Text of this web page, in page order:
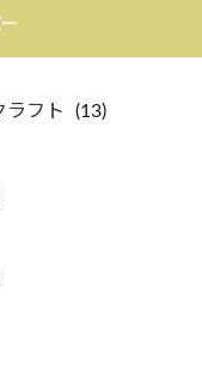
ラフト (13)